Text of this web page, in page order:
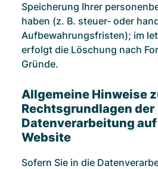
Speicherung Ihrer
haben (z. B. steuer- oder
Aufbewahrungsfristen); im
erfolgt die Löschung nach
Gründe.
Allgemeine Hinweise
Rechtsgrundlagen der
Datenverarbeitung
Website
Sofern Sie in die